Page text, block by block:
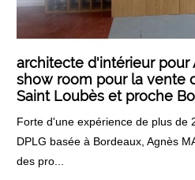
architecte d'intérieur
show room pour la vente
Saint Loubès et proche
Forte d'une expérience de plus de
DPLG basée à Bordeaux, Agnès
des pro...